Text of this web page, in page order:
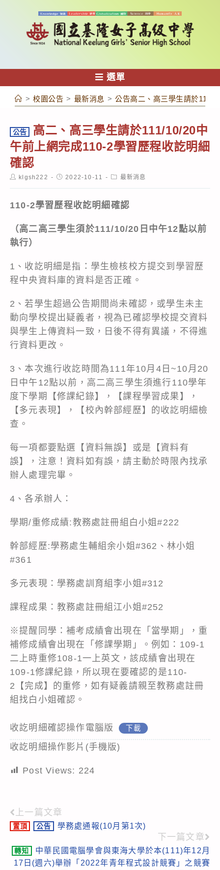
容
選單
> 校園公告 > 最新消息 > 公告高二、高三學生請於111/
公告
高二、高三學生請於111/10/20中
午前上網完成110-2學習歷程收訖明細
確認
Postklgsh222
Post2022-10-11
Post最新消息
110-2學習歷程收訖明細確認
（高二高三學生須於111/10/20日中午12點以前
執行）
1、收訖明細是指：學生檢核校方提交到學習歷
程中央資料庫的資料是否正確。
2、若學生超過公告期間尚未確認，或學生未主
動向學校提出疑義者，視為已確認學校提交資料
與學生上傳資料一致，日後不得有異議，不得進
行資料更改。
3、本次進行收訖時間為111年10月4日~10月20
日中午12點以前，高二高三學生須進行110學年
度下學期【修課紀錄】，【課程學習成果】，
【多元表現】，【校內幹部經歷】的收訖明細檢
查。
每一項都要點選【資料無誤】或是【資料有
誤】，注意！資料如有誤，請主動於時限內找承
辦人處理完畢。
4、各承辦人：
學期/重修成績:教務處註冊組白小姐#222
幹部經歷:學務處生輔組余小姐#362、林小姐
#361
多元表現：學務處訓育組李小姐#312
課程成果：教務處註冊組江小姐#252
※提醒同學：補考成績會出現在「當學期」，重
補修成績會出現在「修課學期」。例如：109-1
二上時重修108-1一上英文，該成績會出現在
109-1修課紀錄，所以現在要確認的是110-
2【完成】的重修，如有疑義請親至教務處註冊
組找白小姐確認。
收訖明細確認操作電腦版 下載
收訖明細操作影片(手機版)
Post Views: 224
Read
more
articles
上一篇文章
置頂 公告 學務處通報(10月第1次)
下一篇文章
轉知
中華民國電腦學會與東海大學於本(111)年12月
17日(週六)舉辦「2022年青年程式設計競賽」之競賽